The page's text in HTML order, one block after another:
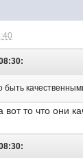
вот то что они